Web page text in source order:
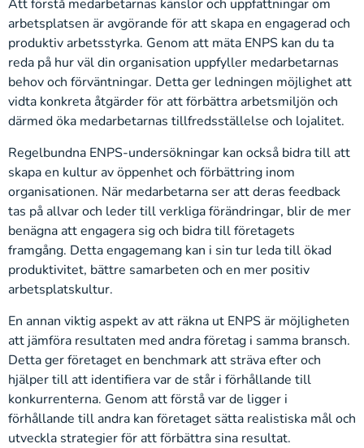
Att förstå medarbetarnas känslor och uppfattningar om
arbetsplatsen är avgörande för att skapa en engagerad och
produktiv arbetsstyrka. Genom att mäta ENPS kan du ta
reda på hur väl din organisation uppfyller medarbetarnas
behov och förväntningar. Detta ger ledningen möjlighet att
vidta konkreta åtgärder för att förbättra arbetsmiljön och
därmed öka medarbetarnas tillfredsställelse och lojalitet.
Regelbundna ENPS-undersökningar kan också bidra till att
skapa en kultur av öppenhet och förbättring inom
organisationen. När medarbetarna ser att deras feedback
tas på allvar och leder till verkliga förändringar, blir de mer
benägna att engagera sig och bidra till företagets
framgång. Detta engagemang kan i sin tur leda till ökad
produktivitet, bättre samarbeten och en mer positiv
arbetsplatskultur.
En annan viktig aspekt av att räkna ut ENPS är möjligheten
att jämföra resultaten med andra företag i samma bransch.
Detta ger företaget en benchmark att sträva efter och
hjälper till att identifiera var de står i förhållande till
konkurrenterna. Genom att förstå var de ligger i
förhållande till andra kan företaget sätta realistiska mål och
utveckla strategier för att förbättra sina resultat.